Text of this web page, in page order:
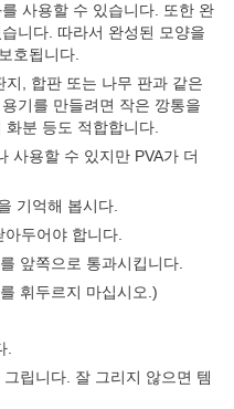
사용할 수 있습니다. 또한 완
니다. 따라서 완성된 모양을
호됩니다.
, 합판 또는 나무 판과 같은
기를 만들려면 작은 깡통을
분 등도 적합합니다.
사용할 수 있지만 PVA가 더
기억해 봅시다.
두어야 합니다.
앞쪽으로 통과시킵니다.
휘두르지 마십시오.)
.
립니다. 잘 그리지 않으면 템